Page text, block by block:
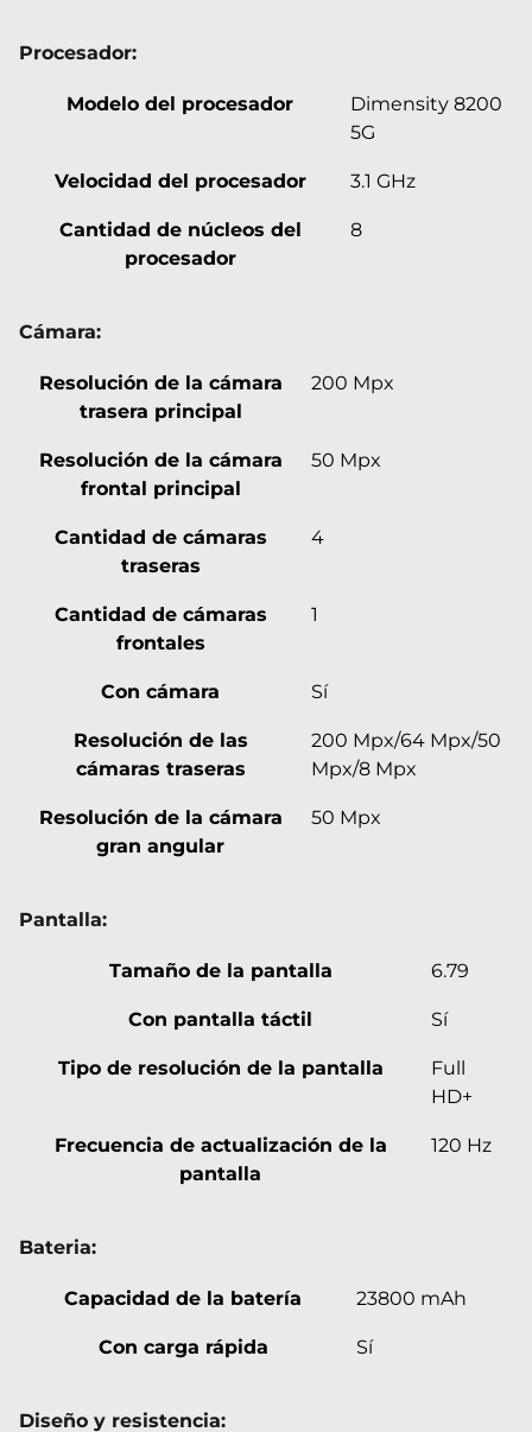
Procesador:
Modelo del procesador
Dimensity 8200
5G
Velocidad del procesador 3.1 GHz
Cantidad de núcleos del
procesador
8
Cámara:
Resolución de la cámara
trasera principal
200 Mpx
Resolución de la cámara
frontal principal
50 Mpx
Cantidad de cámaras
traseras
4
Cantidad de cámaras
frontales
1
Con cámara Sí
Resolución de las
cámaras traseras
200 Mpx/64 Mpx/50
Mpx/8 Mpx
Resolución de la cámara
gran angular
50 Mpx
Pantalla:
Tamaño de la pantalla 6.79
Con pantalla táctil Sí
Tipo de resolución de la pantalla
Full
HD+
Frecuencia de actualización de la
pantalla
120 Hz
Bateria:
Capacidad de la batería 23800 mAh
Con carga rápida Sí
Diseño y resistencia: